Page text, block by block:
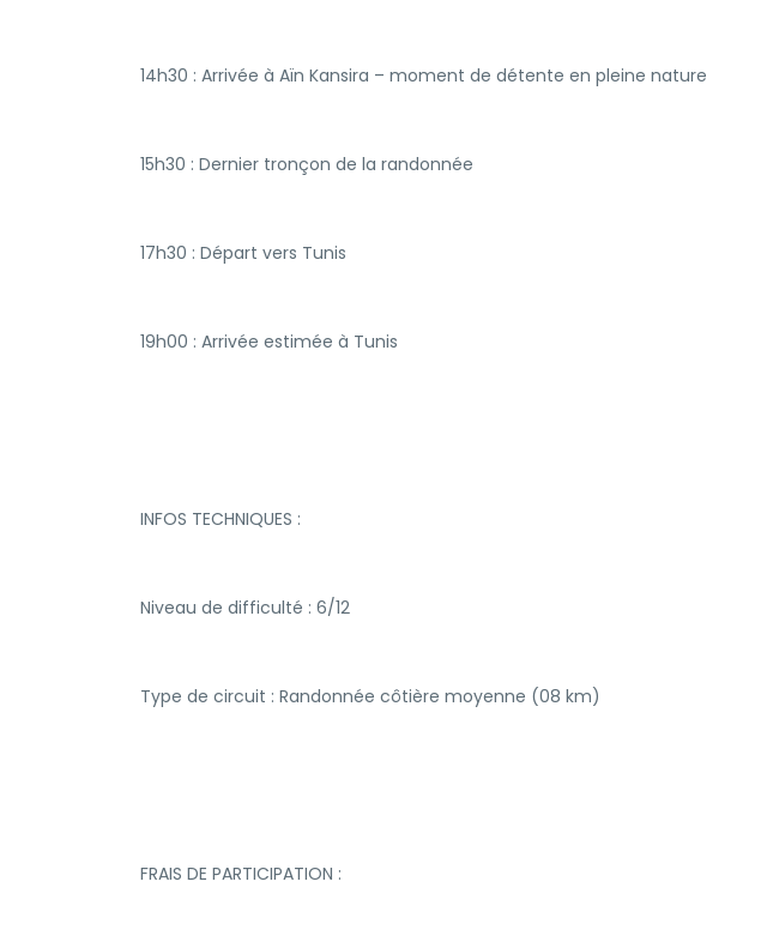
14h30 : Arrivée à Aïn Kansira – moment de détente en pleine nature
15h30 : Dernier tronçon de la randonnée
17h30 : Départ vers Tunis
19h00 : Arrivée estimée à Tunis
INFOS TECHNIQUES :
Niveau de difficulté : 6/12
Type de circuit : Randonnée côtière moyenne (08 km)
FRAIS DE PARTICIPATION :